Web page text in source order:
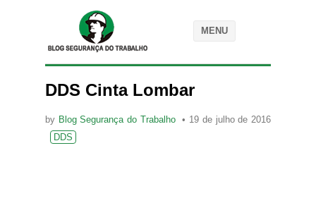
MENU
DDS Cinta Lombar
by Blog Segurança do Trabalho
19 de julho de 2016
DDS